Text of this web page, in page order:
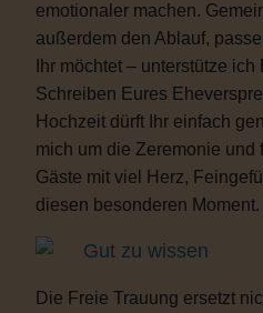
emotionaler machen.
außerdem den Ablauf,
Ihr möchtet – unterstütze
Schreiben Eures
Hochzeit dürft Ihr einfach
mich um die Zeremonie und
Gäste mit viel Herz,
diesen besonderen Moment.
Gut zu wissen
Die Freie Trauung ersetzt